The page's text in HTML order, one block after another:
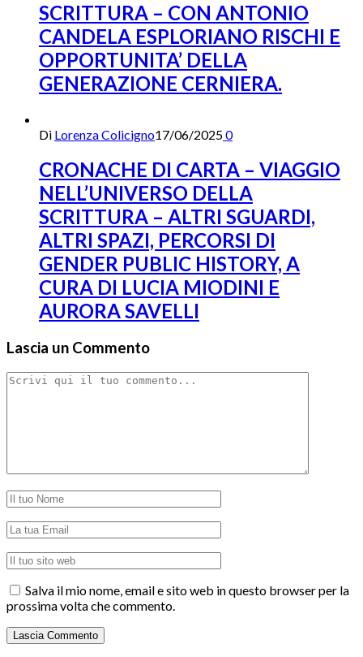
SCRITTURA – CON ANTONIO
CANDELA ESPLORIANO RISCHI E
OPPORTUNITA’ DELLA
GENERAZIONE CERNIERA.
Di Lorenza Colicigno17/06/20250
CRONACHE DI CARTA – VIAGGIO
NELL’UNIVERSO DELLA
SCRITTURA – ALTRI SGUARDI,
ALTRI SPAZI, PERCORSI DI
GENDER PUBLIC HISTORY, A
CURA DI LUCIA MIODINI E
AURORA SAVELLI
Lascia un Commento
Salva il mio nome, email e sito web in questo browser per la
prossima volta che commento.